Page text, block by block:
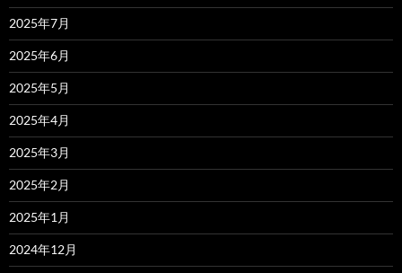
2025年7月
2025年6月
2025年5月
2025年4月
2025年3月
2025年2月
2025年1月
2024年12月